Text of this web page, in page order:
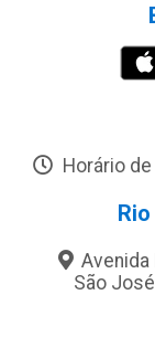
Horário
Avenida
São